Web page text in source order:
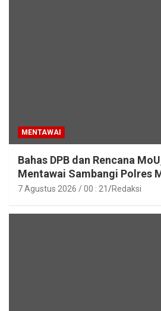
MENTAWAI
Bahas DPB dan Rencana
Mentawai Sambangi Polres
7 Agustus 2026 / 00 : 21 Redaksi